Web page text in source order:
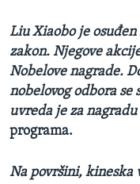
Liu Xiaobo je
zakon. Njegove
Nobelove nagrade.
nobelovog odbora
uvreda je za
programa.
Na površini, kineska